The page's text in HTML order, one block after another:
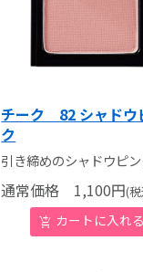
チーク 82 シャドウ
ク
引き締めのシャドウピ
通常価格 1,100円(